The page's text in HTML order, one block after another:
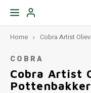
Home Cobra Artist
COBRA
Cobra Artist